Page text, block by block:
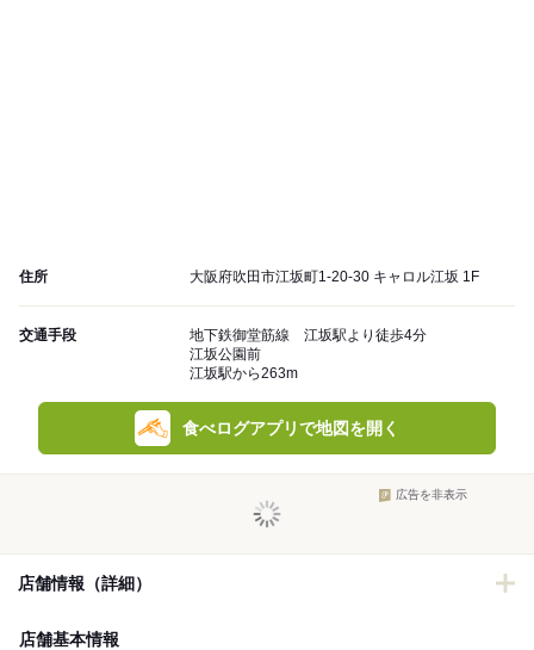
住所 大阪府吹田市江坂町1-20-30 キャロル江坂 1F
交通手段
地下鉄御堂筋線 江坂駅より徒歩4分
江坂公園前
江坂駅から263m
食べログアプリで地図を開く
広告を非表示
店舗情報（詳細）
店舗基本情報